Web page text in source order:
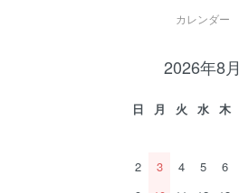
カレンダー
2026年8月
日 月 火 水 木
2
3 4 5 6